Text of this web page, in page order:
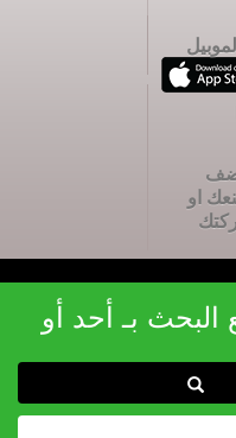
او
بـ أحد أو